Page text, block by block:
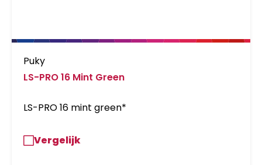
Puky
LS-PRO 16 Mint Green
LS-PRO 16 mint green*
Vergelijk